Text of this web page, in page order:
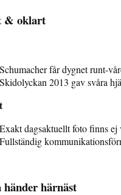
& oklart
Schumacher får dygnet runt-
Skidolyckan 2013 gav svåra
Exakt dagsaktuellt foto finns ej
Fullständig
händer härnäst